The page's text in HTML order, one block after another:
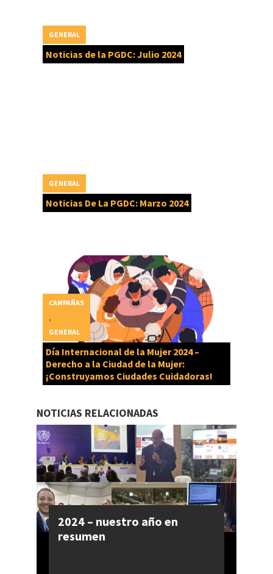
Noticias de la PGDC: Julio 2024
GENERAL
Noticias De La PGDC: Marzo 2024
GENERAL
Día Internacional de la Mujer 2024 –
Derecho a la Ciudad de la Mujer:
¡Construyamos Ciudades Cuidadoras!
CAMPAÑAS
GENERAL
NOTICIAS RELACIONADAS
2024 – nuestro año en
resumen